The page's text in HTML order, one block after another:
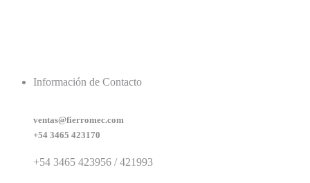
Información de Contacto
ventas@fierromec.com
+54 3465 423170
+54 3465 423956 / 421993